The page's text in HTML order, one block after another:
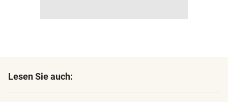
Lesen Sie auch: